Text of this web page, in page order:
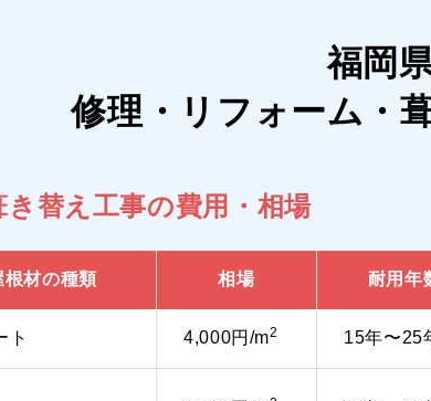
福岡
修理・リフォーム・
き替え工事の費用・相場
根材の種類 相場 耐用年
ト 4,000円/m2 15年〜25